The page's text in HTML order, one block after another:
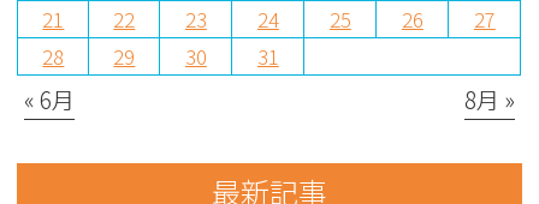
21
22 23 24 25 26
27
28
29 30 31
« 6月 8月 »
最新記事